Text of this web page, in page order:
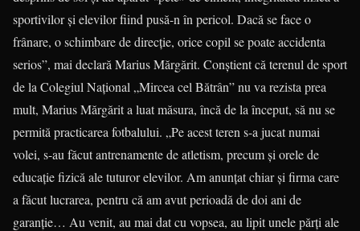
sportivilor şi elevilor fiind pusă-n în pericol. Dacă se face o
frânare, o schimbare de direcţie, orice copil se poate accidenta
serios”, mai declară Marius Mărgărit. Conştient că terenul de sport
de la Colegiul Naţional „Mircea cel Bătrân” nu va rezista prea
mult, Marius Mărgărit a luat măsura, încă de la început, să nu se
permită practicarea fotbalului. „Pe acest teren s-a jucat numai
volei, s-au făcut antrenamente de atletism, precum şi orele de
educaţie fizică ale tuturor ele­vilor. Am anunţat chiar şi firma care
a făcut lucrarea, pentru că am avut peri­oadă de doi ani de
garanţie… Au venit, au mai dat cu vopsea, au lipit unele părţi ale